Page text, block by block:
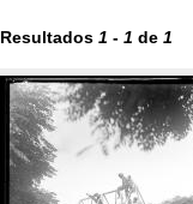
Resultados 1 - 1 de 1